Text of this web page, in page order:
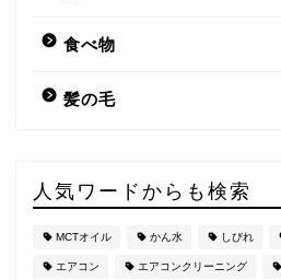
食べ物
髪の毛
人気ワードからも検索
MCTオイル かん水 しびれ
エアコン エアコンクリーニング